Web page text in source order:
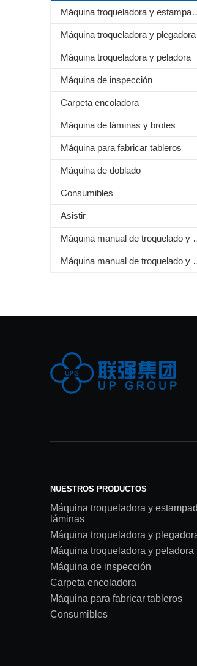
Máquina
Máquina troqueladora y plegadora
Máquina troqueladora y peladora
Máquina de inspección
Carpeta encoladora
Máquina de láminas y brotes
Máquina para fabricar tableros
Máquina de doblado
Consumibles
Asistir
Máquina
Máquina
NUESTROS PRODUCTOS
Máquina troqueladora y
láminas
Máquina troqueladora y
Máquina troqueladora y peladora
Máquina de inspección
Carpeta encoladora
Máquina para fabricar tableros
Consumibles